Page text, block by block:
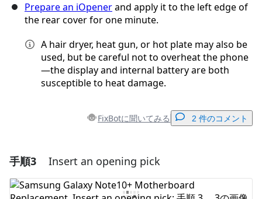
Prepare an iOpenerand apply it to the left edge of
the rear cover for one minute.
A hair dryer, heat gun, or hot plate may also be
used, but be careful not to overheat the phone
—the display and internal battery are both
susceptible to heat damage.
FixBotに聞いてみる 2 件のコメント
コメントを追加
コメントを追加
手順3 Insert an opening pick